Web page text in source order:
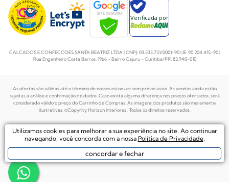
Verificada por
CALCADOS E CONFECCOES SANTA BEATRIZ LTDA | CNPJ: 03.533.731/0001-90 | IE: 90.204.415-90 |
Rua Engenheiro Costa Barros, 1966 - Bairro Cajuru - Curitiba/PR, 82.940-010
As ofertas são válidas até o término de nossos estoques sem prévio aviso. As vendas ainda estão
sujeitas à análise e confirmação de dados. Caso exista alguma diferença nos preçosofertados, será
considerado válido o preço do Carrinho de Compras. As imagens dos produtos são meramente
ilustrativas. ©Copyrity Horizon Interiores . Todos os direitos reservados.
Desenvolvido por Plataforma de
Ecommerce by
Utilizamos cookies para melhorar a sua experiência no site. Ao continuar
navegando, você concorda com a nossa Política de Privacidade.
concordar e fechar